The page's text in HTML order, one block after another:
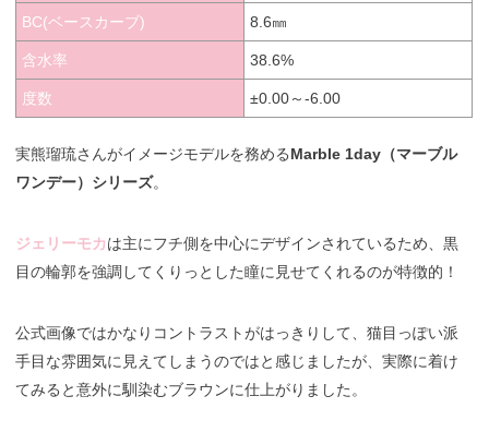
BC(ベースカーブ) 8.6㎜
含水率 38.6%
度数 ±0.00～-6.00
実熊瑠琉さんがイメージモデルを務めるMarble 1day（マーブル
ワンデー）シリーズ。
ジェリーモカは主にフチ側を中心にデザインされているため、黒
目の輪郭を強調してくりっとした瞳に見せてくれるのが特徴的！
公式画像ではかなりコントラストがはっきりして、猫目っぽい派
手目な雰囲気に見えてしまうのではと感じましたが、実際に着け
てみると意外に馴染むブラウンに仕上がりました。